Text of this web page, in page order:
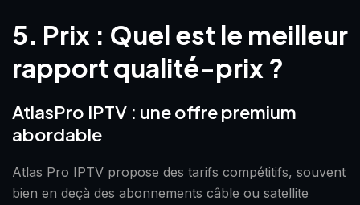
5. Prix : Quel est le meilleur
rapport qualité-prix ?
AtlasPro IPTV : une offre premium
abordable
Atlas Pro IPTV propose des tarifs compétitifs, souvent
bien en deçà des abonnements câble ou satellite